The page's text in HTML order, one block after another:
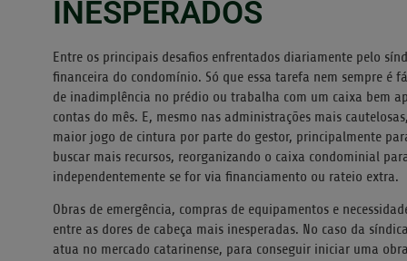
INESPERADOS
Entre os principais desafios enfrentados diariamente pelo
financeira do condomínio. Só que essa tarefa nem sempre
de inadimplência no prédio ou trabalha com um caixa bem
contas do mês. E, mesmo nas administrações mais
maior jogo de cintura por parte do gestor, principalmente
buscar mais recursos, reorganizando o caixa condominial
independentemente se for via financiamento ou rateio extra.
Obras de emergência, compras de equipamentos e
entre as dores de cabeça mais inesperadas. No caso da
atua no mercado catarinense, para conseguir iniciar uma